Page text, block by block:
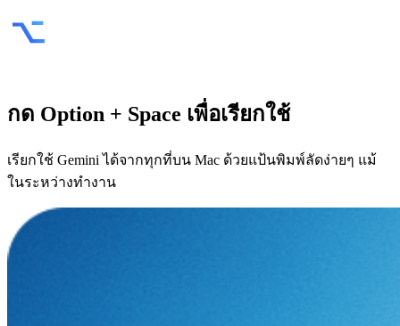
กด Option + Space เพื่อเรียกใช้
เรียกใช้ Gemini ได้จากทุกที่บน Mac ด้วยแป้นพิมพ์ลัดง่ายๆ แม้
ในระหว่างทำงาน